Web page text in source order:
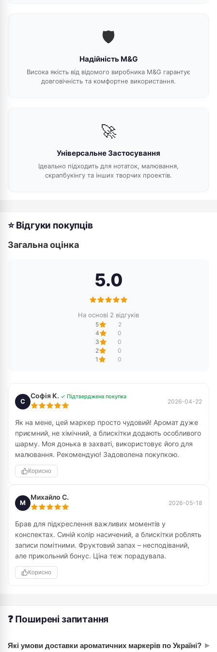
🛡️
Надійність M&G
Висока якість від відомого виробника M&G гарантує
довговічність та комфортне використання.
🚀
Універсальне Застосування
Ідеально підходить для нотаток, малювання,
скрапбукінгу та інших творчих проектів.
⭐ Відгуки покупців
Загальна оцінка
5.0
На основі 2 відгуків
5
2
4
0
3
0
2
0
1
0
С
Софія К. ✓ Підтверджена покупка
2026-04-22
Як на мене, цей маркер просто чудовий! Аромат дуже
приємний, не хімічний, а блискітки додають особливого
шарму. Моя донька в захваті, використовує його для
малювання. Рекомендую! Задоволена покупкою.
Корисно
М
Михайло С.
2026-05-18
Брав для підкреслення важливих моментів у
конспектах. Синій колір насичений, а блискітки роблять
записи помітними. Фруктовий запах – несподіваний,
але прикольний бонус. Ціна теж порадувала.
Корисно
❓ Поширені запитання
Які умови доставки ароматичних маркерів по Україні? ▸